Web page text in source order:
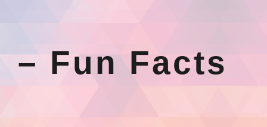
– Fun Facts